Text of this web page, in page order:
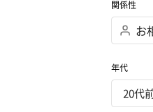
関係性
年代